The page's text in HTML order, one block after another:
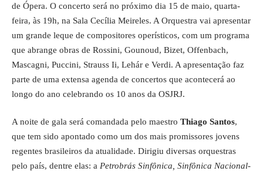
de Ópera. O concerto será no próximo dia 15 de maio, quarta-
feira, às 19h, na Sala Cecília Meireles. A Orquestra vai apresentar
um grande leque de compositores operísticos, com um programa
que abrange obras de Rossini, Gounoud, Bizet, Offenbach,
Mascagni, Puccini, Strauss Ii, Lehár e Verdi. A apresentação faz
parte de uma extensa agenda de concertos que acontecerá ao
longo do ano celebrando os 10 anos da OSJRJ.
A noite de gala será comandada pelo maestro Thiago Santos,
que tem sido apontado como um dos mais promissores jovens
regentes brasileiros da atualidade. Dirigiu diversas orquestras
pelo país, dentre elas: a Petrobrás Sinfônica, Sinfônica Nacional-